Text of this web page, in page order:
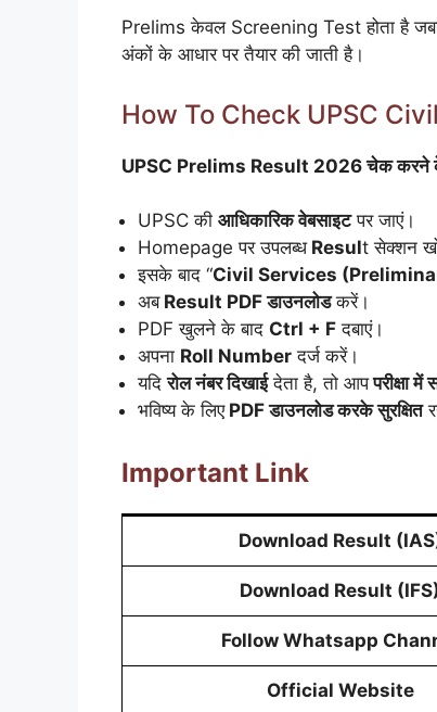
Prelims केवल Screening Test होता है
अंकों के आधार पर तैयार की जाती है।
How To Check UPSC
UPSC Prelims Result 2026 चेक करने के
UPSC की आधिकारिक वेबसाइटपर जाएं।
Homepage पर उपलब्धResult सेक्शन
इसके बाद “Civil Services
अबResult PDF डाउनलोडकरें।
PDF खुलने के बाद Ctrl + F दबाएं।
अपना Roll Number दर्ज करें।
यदिरोल नंबर दिखाईदेता है, तो आपपरीक्षा में
भविष्य के लिएPDF डाउनलोड करके सुरक्षित
Important Link
Download Result
Download Result
Follow Whatsapp
Official Website